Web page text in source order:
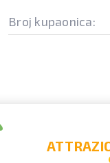
Broj kupaonica: